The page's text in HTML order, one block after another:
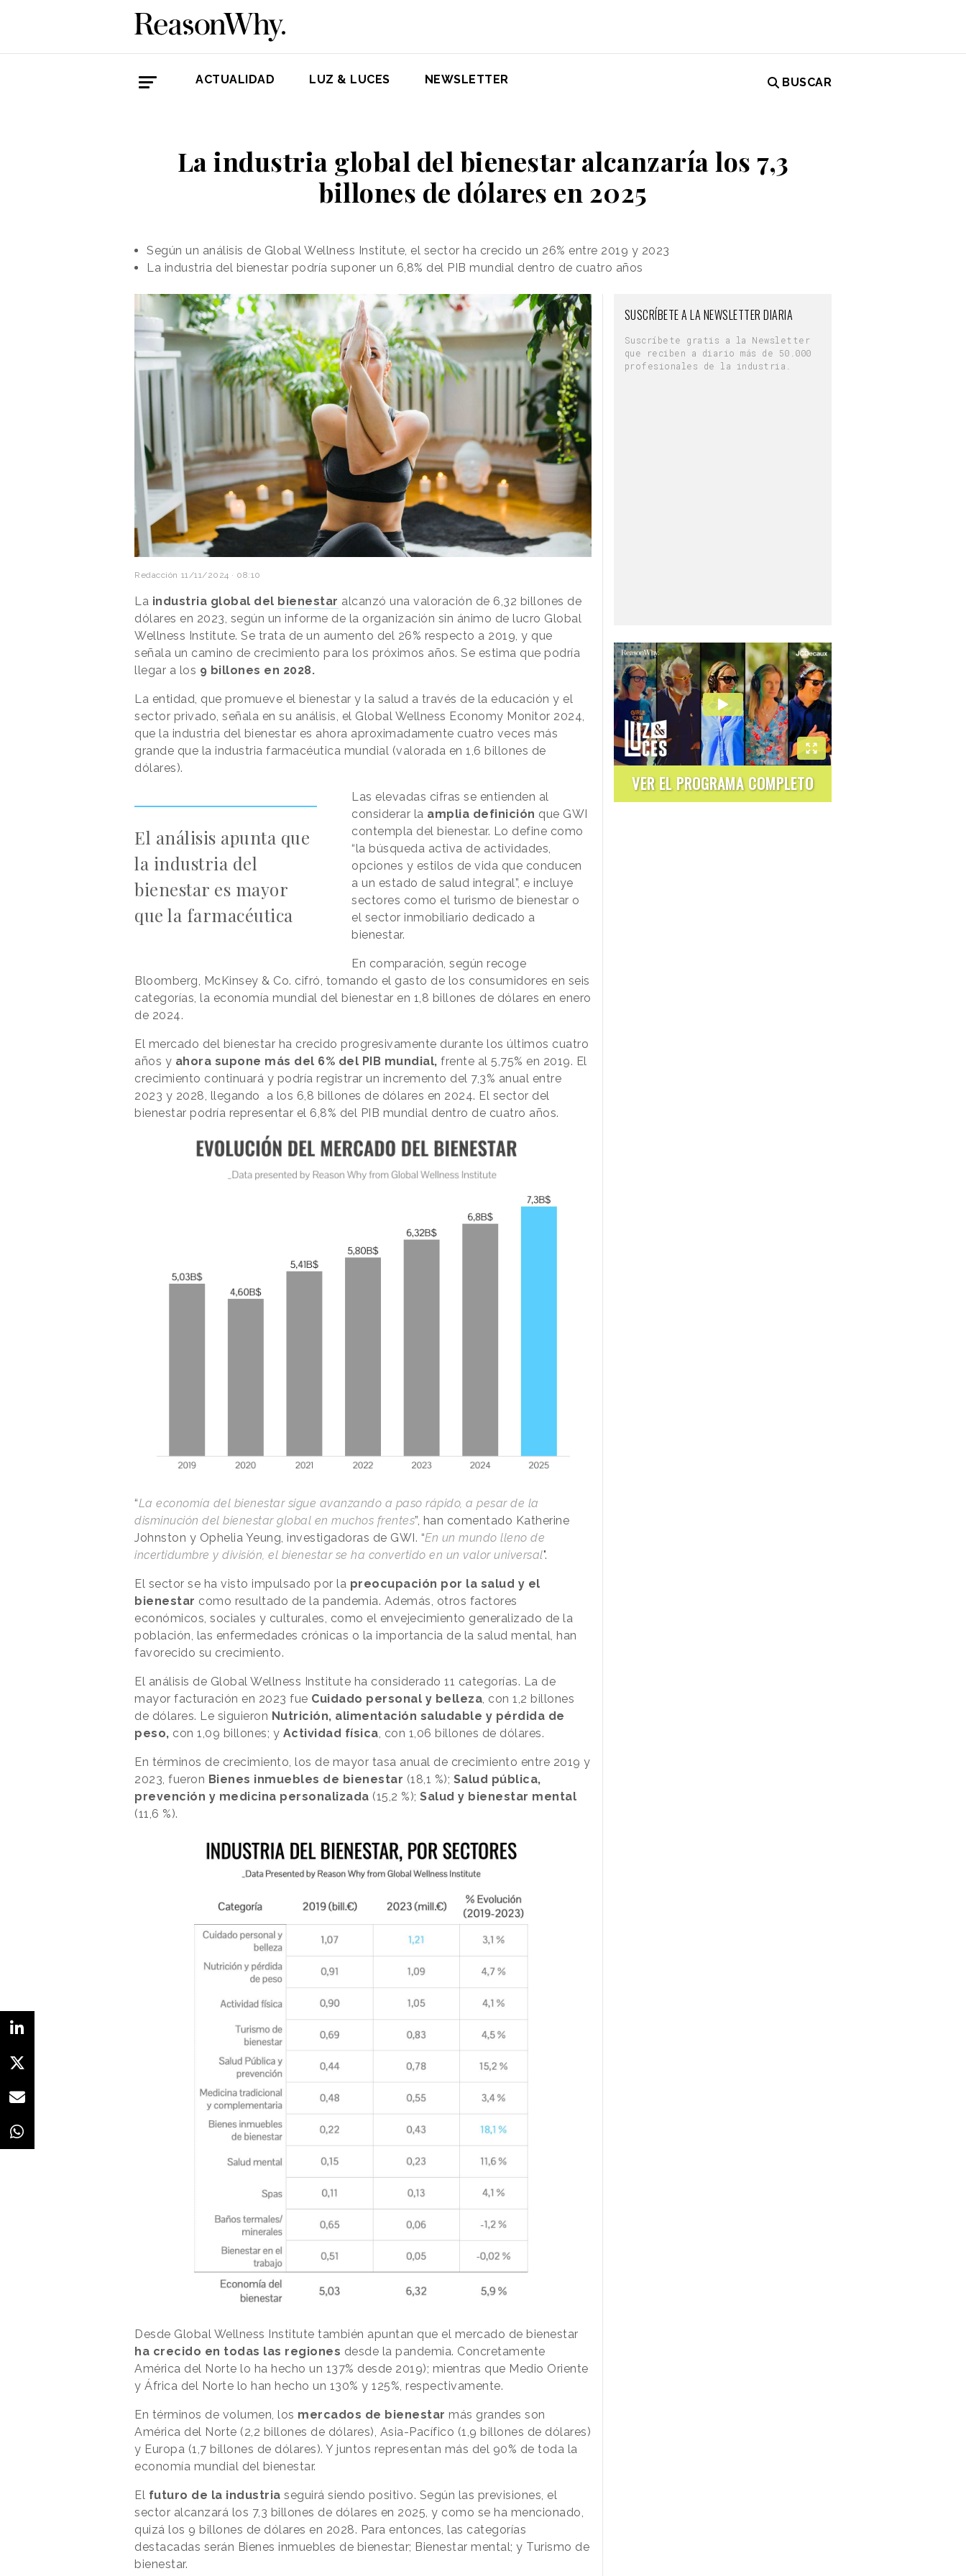
ACTUALIDAD LUZ & LUCES NEWSLETTER BUSCAR
La industria global del bienestar alcanzaría los 7,3
billones de dólares en 2025
Según un análisis de Global Wellness Institute, el sector ha crecido un 26% entre 2019 y 2023
La industria del bienestar podría suponer un 6,8% del PIB mundial dentro de cuatro años
Redacción 11/11/2024 · 08:10
La industria global del bienestar alcanzó una valoración de 6,32 billones de
dólares en 2023, según un informe de la organización sin ánimo de lucro Global
Wellness Institute. Se trata de un aumento del 26% respecto a 2019, y que
señala un camino de crecimiento para los próximos años. Se estima que podría
llegar a los 9 billones en 2028.
La entidad, que promueve el bienestar y la salud a través de la educación y el
sector privado, señala en su análisis, el Global Wellness Economy Monitor 2024,
que la industria del bienestar es ahora aproximadamente cuatro veces más
grande que la industria farmacéutica mundial (valorada en 1,6 billones de
dólares).
El análisis apunta que
la industria del
bienestar es mayor
que la farmacéutica
Las elevadas cifras se entienden al
considerar la amplia definición que GWI
contempla del bienestar. Lo define como
“la búsqueda activa de actividades,
opciones y estilos de vida que conducen
a un estado de salud integral”, e incluye
sectores como el turismo de bienestar o
el sector inmobiliario dedicado a
bienestar.
En comparación, según recoge
Bloomberg, McKinsey & Co. cifró, tomando el gasto de los consumidores en seis
categorías, la economía mundial del bienestar en 1,8 billones de dólares en enero
de 2024.
El mercado del bienestar ha crecido progresivamente durante los últimos cuatro
años y ahora supone más del 6% del PIB mundial, frente al 5,75% en 2019. El
crecimiento continuará y podría registrar un incremento del 7,3% anual entre
2023 y 2028, llegando a los 6,8 billones de dólares en 2024. El sector del
bienestar podría representar el 6,8% del PIB mundial dentro de cuatro años.
“La economía del bienestar sigue avanzando a paso rápido, a pesar de la
disminución del bienestar global en muchos frentes”, han comentado Katherine
Johnston y Ophelia Yeung, investigadoras de GWI. “En un mundo lleno de
incertidumbre y división, el bienestar se ha convertido en un valor universal".
El sector se ha visto impulsado por la preocupación por la salud y el
bienestar como resultado de la pandemia. Además, otros factores
económicos, sociales y culturales, como el envejecimiento generalizado de la
población, las enfermedades crónicas o la importancia de la salud mental, han
favorecido su crecimiento.
El análisis de Global Wellness Institute ha considerado 11 categorías. La de
mayor facturación en 2023 fue Cuidado personal y belleza, con 1,2 billones
de dólares. Le siguieron Nutrición, alimentación saludable y pérdida de
peso, con 1,09 billones; y Actividad física, con 1,06 billones de dólares.
En términos de crecimiento, los de mayor tasa anual de crecimiento entre 2019 y
2023, fueron Bienes inmuebles de bienestar (18,1 %); Salud pública,
prevención y medicina personalizada (15,2 %); Salud y bienestar mental
(11,6 %).
Desde Global Wellness Institute también apuntan que el mercado de bienestar
ha crecido en todas las regiones desde la pandemia. Concretamente
América del Norte lo ha hecho un 137% desde 2019); mientras que Medio Oriente
y África del Norte lo han hecho un 130% y 125%, respectivamente.
En términos de volumen, los mercados de bienestar más grandes son
América del Norte (2,2 billones de dólares), Asia-Pacífico (1,9 billones de dólares)
y Europa (1,7 billones de dólares). Y juntos representan más del 90% de toda la
economía mundial del bienestar.
El futuro de la industria seguirá siendo positivo. Según las previsiones, el
sector alcanzará los 7,3 billones de dólares en 2025, y como se ha mencionado,
quizá los 9 billones de dólares en 2028. Para entonces, las categorías
destacadas serán Bienes inmuebles de bienestar; Bienestar mental; y Turismo de
bienestar.
SUSCRÍBETE A LA NEWSLETTER DIARIA
Suscríbete gratis a la Newsletter
que reciben a diario más de 50.000
profesionales de la industria.
VER EL PROGRAMA COMPLETO